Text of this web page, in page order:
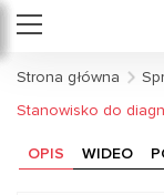
Strona główna
Stanowisko do
OPIS WIDEO